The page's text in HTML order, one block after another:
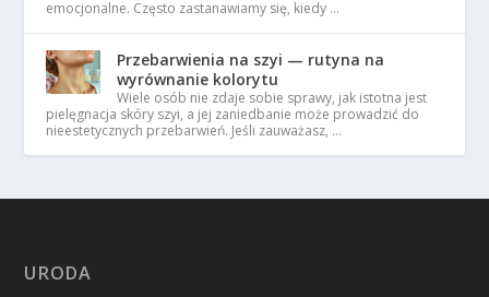
emocjonalne. Często zastanawiamy się, kiedy …
Przebarwienia na szyi — rutyna na
wyrównanie kolorytu
Wiele osób nie zdaje sobie sprawy, jak istotna jest
pielęgnacja skóry szyi, a jej zaniedbanie może prowadzić do
nieestetycznych przebarwień. Jeśli zauważasz, …
URODA